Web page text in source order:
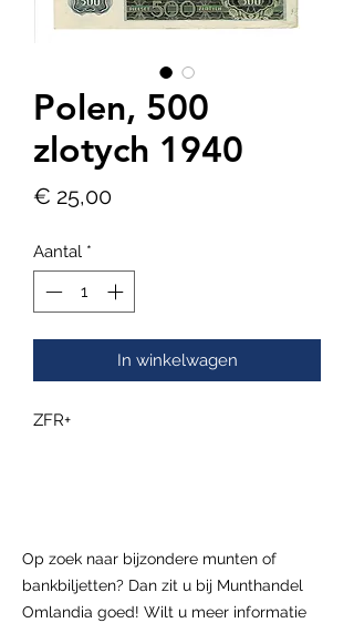
Polen, 500
zlotych 1940
€ 25,00Prijs
Aantal *
In winkelwagen
ZFR+
Op zoek naar bijzondere munten of
bankbiljetten? Dan zit u bij Munthandel
Omlandia goed! Wilt u meer informatie